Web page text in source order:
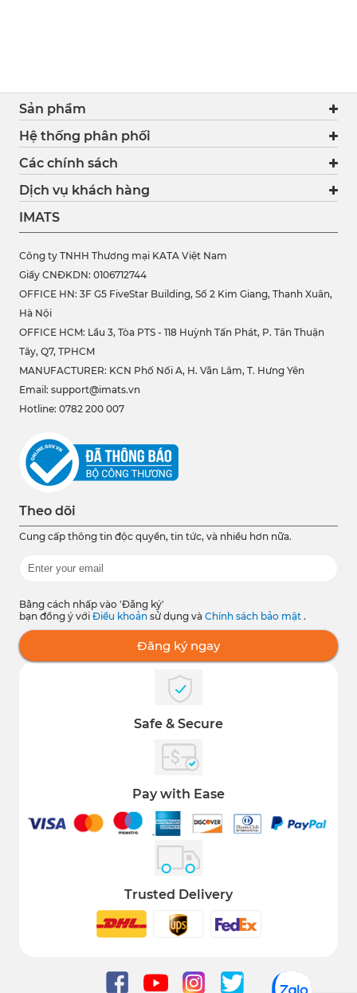
Sản phẩm
Hệ thống phân phối
Các chính sách
Dịch vụ khách hàng
IMATS
Công ty TNHH Thương mại KATA Việt Nam
Giấy CNĐKDN: 0106712744
OFFICE HN: 3F G5 FiveStar Building, Số 2 Kim Giang, Thanh Xuân,
Hà Nội
OFFICE HCM: Lầu 3, Tòa PTS - 118 Huỳnh Tấn Phát, P. Tân Thuận
Tây, Q7, TPHCM
MANUFACTURER: KCN Phố Nối A, H. Văn Lâm, T. Hưng Yên
Email: support@imats.vn
Hotline: 0782 200 007
Theo dõi
Cung cấp thông tin độc quyền, tin tức, và nhiều hơn nữa.
Bằng cách nhấp vào 'Đăng ký'
bạn đồng ý với Điều khoản sử dụng và Chính sách bảo mật .
Đăng ký ngay
Safe & Secure
Pay with Ease
Trusted Delivery